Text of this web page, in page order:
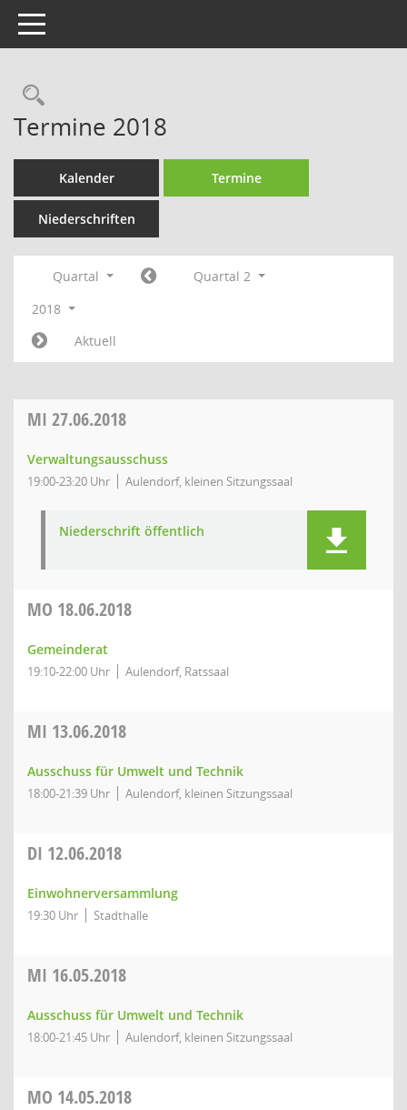
Toggle navigation
Termine 2018
Kalender Termine
Niederschriften
Quartal
Quartal 2
2018
Aktuell
MI 27.06.2018
Verwaltungsausschuss
19:00-23:20 Uhr Aulendorf, kleinen Sitzungssaal
Niederschrift öffentlich
MO 18.06.2018
Gemeinderat
19:10-22:00 Uhr Aulendorf, Ratssaal
MI 13.06.2018
Ausschuss für Umwelt und Technik
18:00-21:39 Uhr Aulendorf, kleinen Sitzungssaal
DI 12.06.2018
Einwohnerversammlung
19:30 Uhr Stadthalle
MI 16.05.2018
Ausschuss für Umwelt und Technik
18:00-21:45 Uhr Aulendorf, kleinen Sitzungssaal
MO 14.05.2018